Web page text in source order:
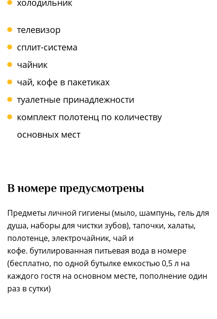
холодильник
телевизор
сплит-система
чайник
чай, кофе в пакетиках
туалетные принадлежности
комплект полотенц по количеству
основных мест
В номере предусмотрены
Предметы личной гигиены (мыло, шампунь, гель для
душа, наборы для чистки зубов), тапочки, халаты,
полотенце, электрочайник, чай и
кофе. бутилированная питьевая вода в номере
(бесплатно, по одной бутылке емкостью 0,5 л на
каждого гостя на основном месте, пополнение один
раз в сутки)